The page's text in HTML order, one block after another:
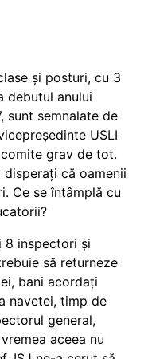
și posturi, cu 3
debutul anului
sunt semnalate de
USLI
grav de tot.
că oamenii
Ce se întâmplă cu
8 inspectori și
să returneze
bani acordați
navetei, timp de
general,
aceea nu